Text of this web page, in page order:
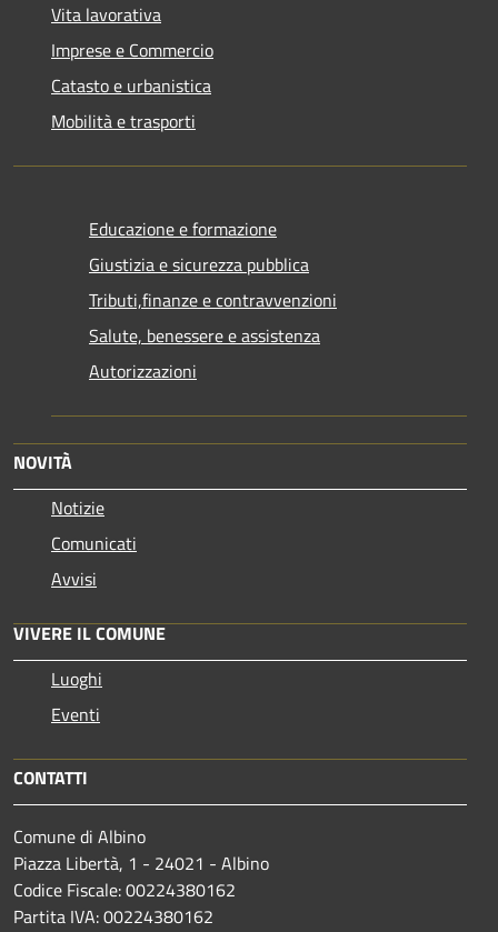
Vita lavorativa
Imprese e Commercio
Catasto e urbanistica
Mobilità e trasporti
Educazione e formazione
Giustizia e sicurezza pubblica
Tributi,finanze e contravvenzioni
Salute, benessere e assistenza
Autorizzazioni
NOVITÀ
Notizie
Comunicati
Avvisi
VIVERE IL COMUNE
Luoghi
Eventi
CONTATTI
Comune di Albino
Piazza Libertà, 1 - 24021 - Albino
Codice Fiscale: 00224380162
Partita IVA: 00224380162